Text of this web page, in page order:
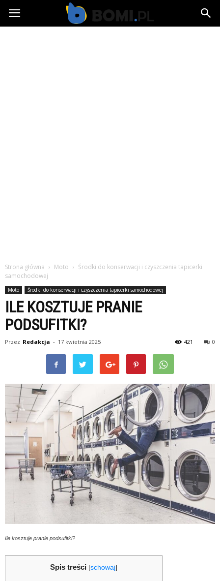
Bomi.pl
Strona główna Moto
Środki do konserwacji i czyszczenia tapicerki
samochodowej
Moto Środki do konserwacji i czyszczenia tapicerki samochodowej
ILE KOSZTUJE PRANIE
PODSUFITKI?
Przez Redakcja - 17 kwietnia 2025 0
421
Ile kosztuje pranie podsufitki?
Spis treści [schowaj]